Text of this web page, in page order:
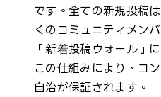
です。全ての新規投稿
くのコミュニティメン
「新着投稿ウォール」
この仕組みにより、コ
自治が保証されます。